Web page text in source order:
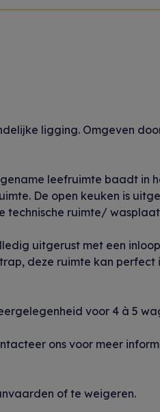
ligging. Omgeven
leefruimte baadt in
De open keuken is
technische ruimte/
uitgerust met een
deze ruimte kan perfect
voor 4 à 5
ons voor meer
of te weigeren.